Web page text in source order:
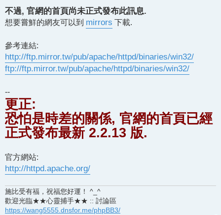
不過, 官網的首頁尚未正式發布此訊息.
想要嘗鮮的網友可以到 mirrors 下載.
參考連結:
http://ftp.mirror.tw/pub/apache/httpd/binaries/win32/
ftp://ftp.mirror.tw/pub/apache/httpd/binaries/win32/
--
更正:
恐怕是時差的關係, 官網的首頁已經
正式發布最新 2.2.13 版.
官方網站:
http://httpd.apache.org/
施比受有福，祝福您好運！ ^_^
歡迎光臨★★心靈捕手★★ :: 討論區
https://wang5555.dnsfor.me/phpBB3/